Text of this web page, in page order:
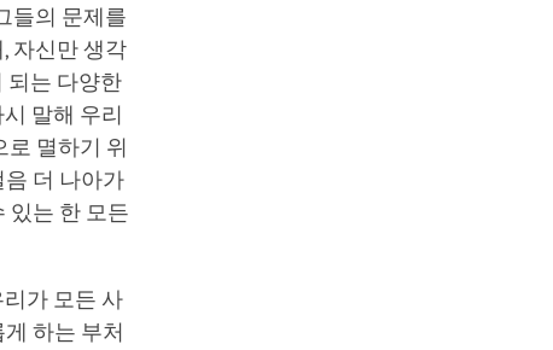
들의 문제를
자신만 생각
되는 다양한
말해 우리
멸하기 위
더 나아가
있는 한 모든
가 모든 사
하는 부처